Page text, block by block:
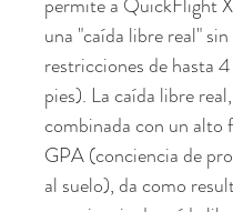
una "caída libre real" sin
restricciones de hasta
pies). La caída libre real,
combinada con un alto
GPA (conciencia de
al suelo), da como